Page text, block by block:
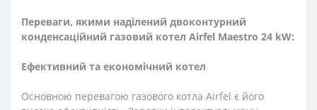
Переваги, якими наділений двоконтурний
конденсаційний газовий котел Airfel Maestro 24 kW:
Ефективний та економічний котел
Основною перевагою газового котла Airfel є його